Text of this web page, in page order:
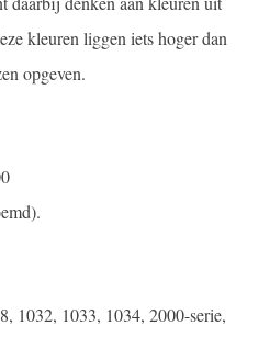
kleuren liggen iets hoger dan
opgeven.
1032, 1033, 1034, 2000-serie,